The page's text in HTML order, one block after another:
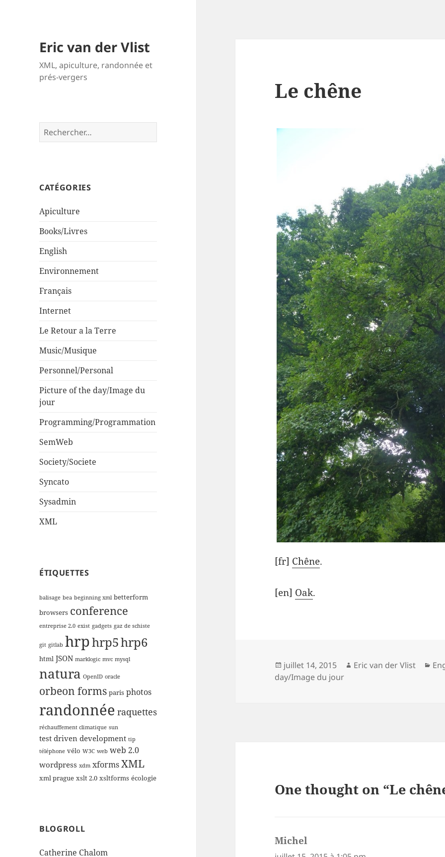
Eric van der Vlist
XML, apiculture, randonnée et
prés-vergers
Rechercher :
CATÉGORIES
Apiculture
Books/Livres
English
Environnement
Français
Internet
Le Retour a la Terre
Music/Musique
Personnel/Personal
Picture of the day/Image du
jour
Programming/Programmation
SemWeb
Society/Societe
Syncato
Sysadmin
XML
ÉTIQUETTES
balisage bea beginning xml betterform
browsers conference
entreprise 2.0 exist gadgets gaz de schiste
git gitlab hrphrp5hrp6
html JSON marklogic mvc mysql
natura OpenID oracle
orbeon forms paris photos
randonnée raquettes
réchauffement climatique sun
test driven development tip
téléphone vélo W3C web web 2.0
wordpress xdm xformsXML
xml prague xslt 2.0 xsltforms écologie
BLOGROLL
Catherine Chalom
Le chêne
[fr] Chêne.
[en] Oak.
Posted
on
juillet 14, 2015 Author
Eric van der Vlist
day/Image du jour
One thought on “Le
Michel